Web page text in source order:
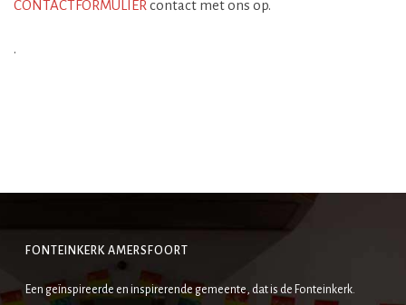
CONTACTFORMULIER contact met ons op.
.
FONTEINKERK AMERSFOORT
Een geïnspireerde en inspirerende gemeente, dat is de Fonteinkerk.